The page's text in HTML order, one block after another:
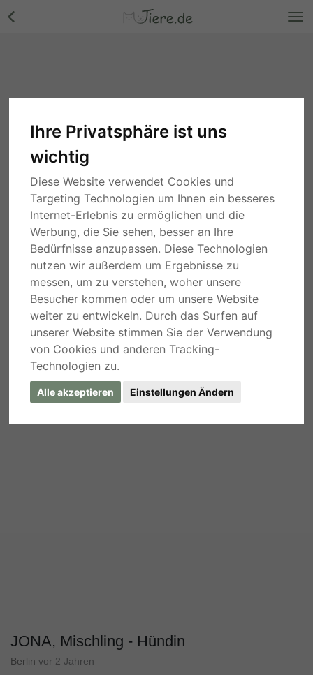
Ihre Privatsphäre ist uns
wichtig
Diese Website verwendet Cookies und
Targeting Technologien um Ihnen ein besseres
Internet-Erlebnis zu ermöglichen und die
Werbung, die Sie sehen, besser an Ihre
Bedürfnisse anzupassen. Diese Technologien
nutzen wir außerdem um Ergebnisse zu
messen, um zu verstehen, woher unsere
Besucher kommen oder um unsere Website
weiter zu entwickeln. Durch das Surfen auf
unserer Website stimmen Sie der Verwendung
von Cookies und anderen Tracking-
Technologien zu.
Alle akzeptieren Einstellungen Ändern
JONA, Mischling - Hündin
Berlin vor 2 Jahren